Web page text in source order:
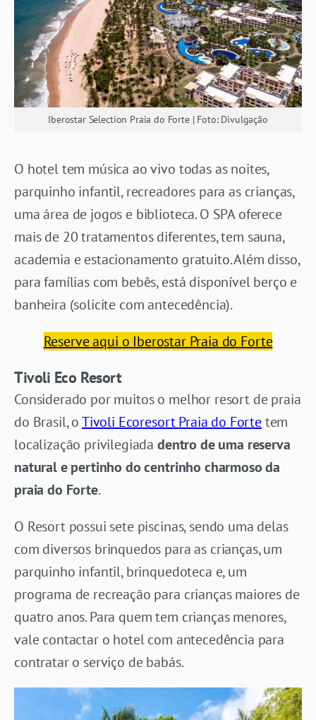
Iberostar Selection Praia do Forte | Foto: Divulgação
O hotel tem música ao vivo todas as noites,
parquinho infantil, recreadores para as crianças,
uma área de jogos e biblioteca. O SPA oferece
mais de 20 tratamentos diferentes, tem sauna,
academia e estacionamento gratuito. Além disso,
para famílias com bebês, está disponível berço e
banheira (solicite com antecedência).
Reserve aqui o Iberostar Praia do Forte
Tivoli Eco Resort
Considerado por muitos o melhor resort de praia
do Brasil, oTivoli Ecoresort Praia do Fortetem
localização privilegiada dentro de uma reserva
natural e pertinho do centrinho charmoso da
praia do Forte.
O Resort possui sete piscinas, sendo uma delas
com diversos brinquedos para as crianças, um
parquinho infantil, brinquedoteca e, um
programa de recreação para crianças maiores de
quatro anos. Para quem tem crianças menores,
vale contactar o hotel com antecedência para
contratar o serviço de babás.